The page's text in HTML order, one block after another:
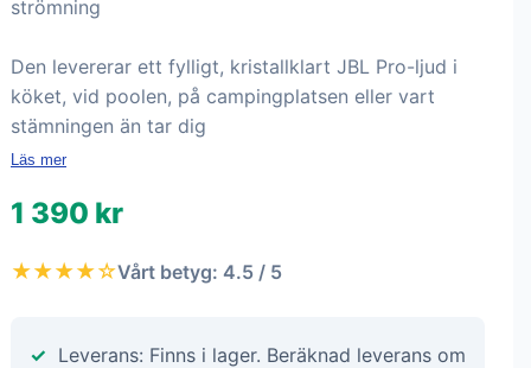
strömning
Den levererar ett fylligt, kristallklart JBL Pro-ljud i
köket, vid poolen, på campingplatsen eller vart
stämningen än tar dig
Läs mer
1 390 kr
★★★★☆Vårt betyg: 4.5 / 5
Leverans: Finns i lager. Beräknad leverans om